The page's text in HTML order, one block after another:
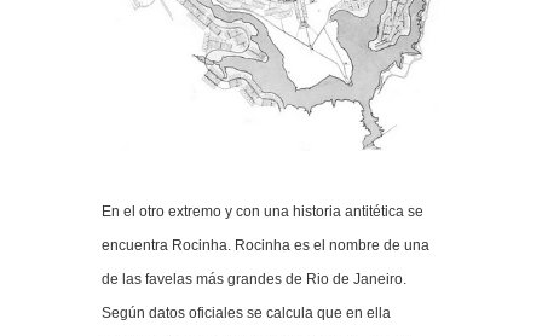
En el otro extremo y con una historia antitética se
encuentra Rocinha. Rocinha es el nombre de una
de las favelas más grandes de Rio de Janeiro.
Según datos oficiales se calcula que en ella